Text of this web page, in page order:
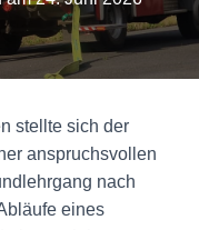
stellte sich der
anspruchsvollen
nach
eines